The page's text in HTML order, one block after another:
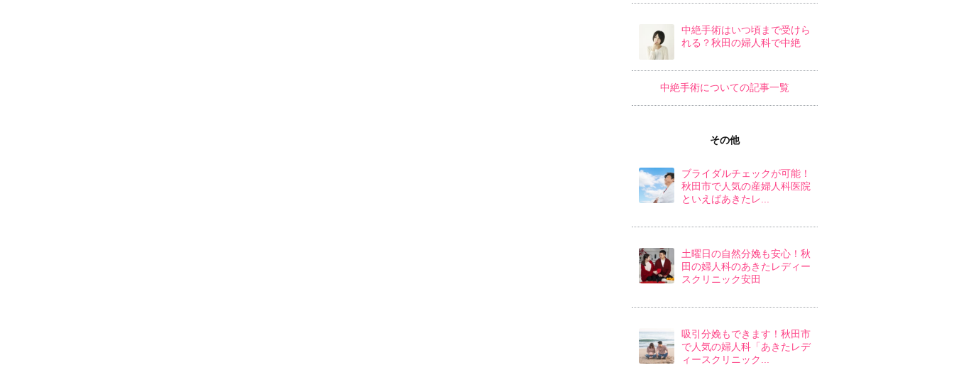
中絶手術はいつ頃まで受けら
れる？秋田の婦人科で中絶
中絶手術についての記事一覧
その他
ブライダルチェックが可能！
秋田市で人気の産婦人科医院
といえばあきたレ...
土曜日の自然分娩も安心！秋
田の婦人科のあきたレディー
スクリニック安田
吸引分娩もできます！秋田市
で人気の婦人科「あきたレデ
ィースクリニック...